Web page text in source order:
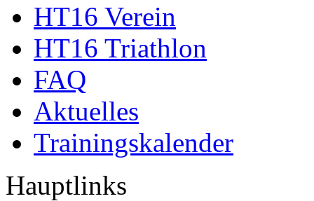
HT16 Verein
HT16 Triathlon
FAQ
Aktuelles
Trainingskalender
Hauptlinks